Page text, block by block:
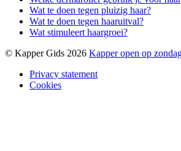
Wat te doen tegen pluizig haar?
Wat te doen tegen haaruitval?
Wat stimuleert haargroei?
© Kapper Gids 2026 Kapper open op
Privacy statement
Cookies